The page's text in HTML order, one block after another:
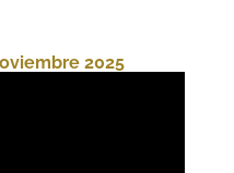
2025